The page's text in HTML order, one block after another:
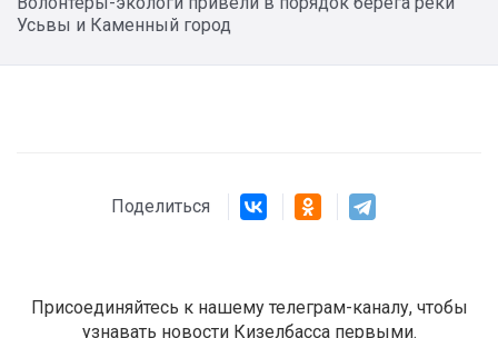
Усьвы и Каменный город
Поделиться
Присоединяйтесь к нашему телеграм-каналу, чтобы
узнавать новости Кизелбасса первыми.